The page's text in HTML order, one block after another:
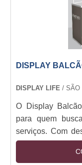
DISPLAY
DISPLAY LIFE/ SÃO
O Display
para quem
serviços. Com
Display Balcão
produtos de